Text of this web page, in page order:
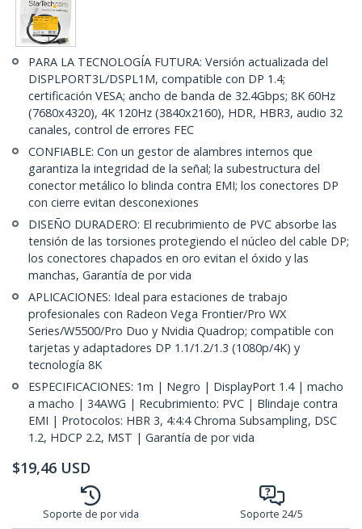
PARA LA TECNOLOGÍA FUTURA: Versión actualizada del
DISPLPORT3L/DSPL1M, compatible con DP 1.4;
certificación VESA; ancho de banda de 32.4Gbps; 8K 60Hz
(7680x4320), 4K 120Hz (3840x2160), HDR, HBR3, audio 32
canales, control de errores FEC
CONFIABLE: Con un gestor de alambres internos que
garantiza la integridad de la señal; la subestructura del
conector metálico lo blinda contra EMI; los conectores DP
con cierre evitan desconexiones
DISEÑO DURADERO: El recubrimiento de PVC absorbe las
tensión de las torsiones protegiendo el núcleo del cable DP;
los conectores chapados en oro evitan el óxido y las
manchas, Garantía de por vida
APLICACIONES: Ideal para estaciones de trabajo
profesionales con Radeon Vega Frontier/Pro WX
Series/W5500/Pro Duo y Nvidia Quadrop; compatible con
tarjetas y adaptadores DP 1.1/1.2/1.3 (1080p/4K) y
tecnología 8K
ESPECIFICACIONES: 1m | Negro | DisplayPort 1.4 | macho
a macho | 34AWG | Recubrimiento: PVC | Blindaje contra
EMI | Protocolos: HBR 3, 4:4:4 Chroma Subsampling, DSC
1.2, HDCP 2.2, MST | Garantía de por vida
$19,46 USD
Soporte de por vida Soporte 24/5